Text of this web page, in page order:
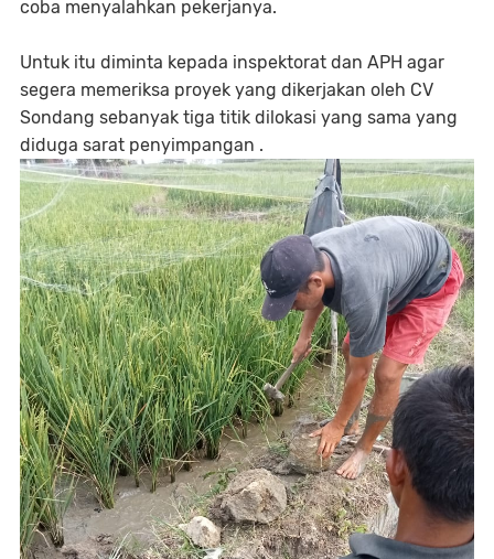
coba menyalahkan pekerjanya.
Untuk itu diminta kepada inspektorat dan APH agar
segera memeriksa proyek yang dikerjakan oleh CV
Sondang sebanyak tiga titik dilokasi yang sama yang
diduga sarat penyimpangan .